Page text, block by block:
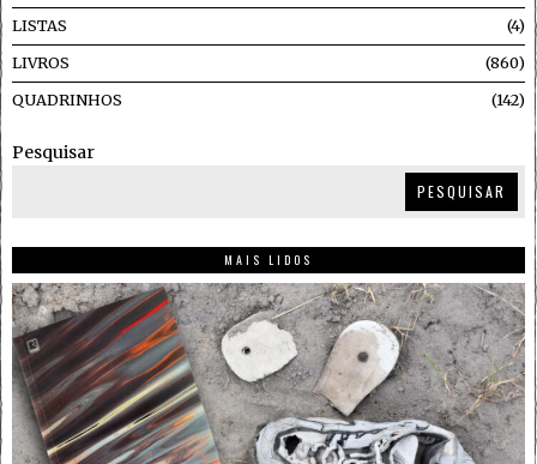
LISTAS 4
LIVROS 860
QUADRINHOS 142
Pesquisar
PESQUISAR
MAIS LIDOS